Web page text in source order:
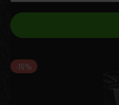
-16%